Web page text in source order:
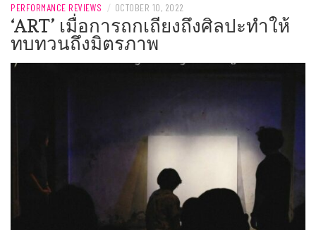
PERFORMANCE REVIEWS / OCTOBER 10, 2022
‘ART’ เมื่อการถกเถียงถึงศิลปะทำให้
ทบทวนถึงมิตรภาพ